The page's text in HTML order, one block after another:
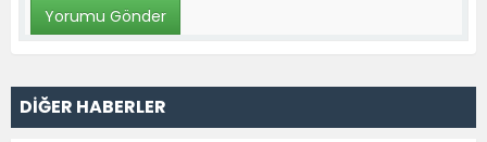
DİĞER HABERLER